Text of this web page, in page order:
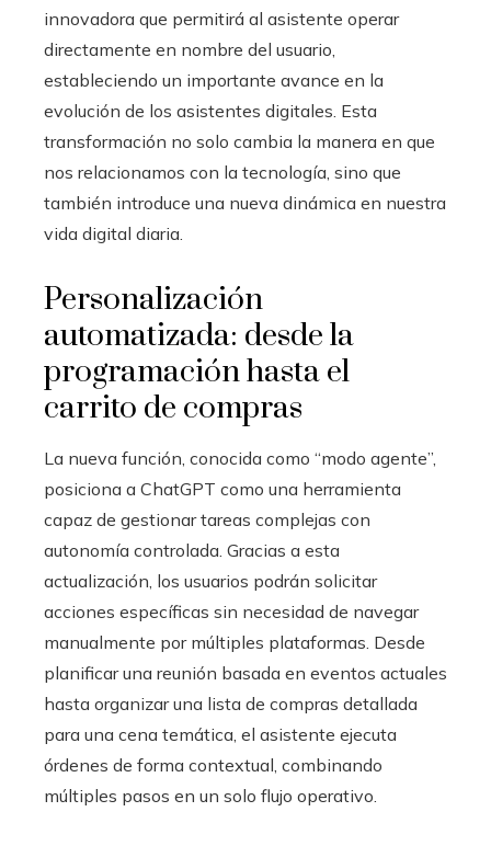
innovadora que permitirá al asistente operar
directamente en nombre del usuario,
estableciendo un importante avance en la
evolución de los asistentes digitales. Esta
transformación no solo cambia la manera en que
nos relacionamos con la tecnología, sino que
también introduce una nueva dinámica en nuestra
vida digital diaria.
Personalización
automatizada: desde la
programación hasta el
carrito de compras
La nueva función, conocida como “modo agente”,
posiciona a ChatGPT como una herramienta
capaz de gestionar tareas complejas con
autonomía controlada. Gracias a esta
actualización, los usuarios podrán solicitar
acciones específicas sin necesidad de navegar
manualmente por múltiples plataformas. Desde
planificar una reunión basada en eventos actuales
hasta organizar una lista de compras detallada
para una cena temática, el asistente ejecuta
órdenes de forma contextual, combinando
múltiples pasos en un solo flujo operativo.